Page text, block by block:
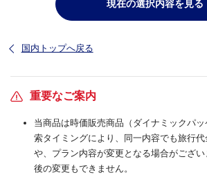
現在の選択内容を見る
国内トップへ戻る
重要なご案内
当商品は時価販売商品（ダイナミックパ
索タイミングにより、同一内容でも旅行
や、プラン内容が変更となる場合がござ
後の変更もできません。